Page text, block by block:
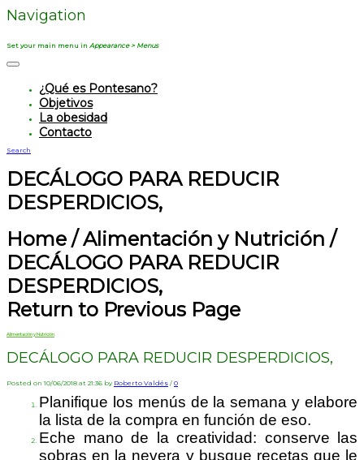
Navigation
Set your main menu in Appearance > Menus
¿Qué es Pontesano?
Objetivos
La obesidad
Contacto
Search
DECÁLOGO PARA REDUCIR
DESPERDICIOS,
Home / Alimentación y Nutrición /
DECÁLOGO PARA REDUCIR
DESPERDICIOS,
Return to Previous Page
Alimentación y Nutrición
DECÁLOGO PARA REDUCIR DESPERDICIOS,
Posted on 10/06/2018 at 21:36 by Roberto Valdés / 0
Planifique los menús de la semana y elabore
la lista de la compra en función de eso.
Eche mano de la creatividad: conserve las
sobras en la nevera y busque recetas que le